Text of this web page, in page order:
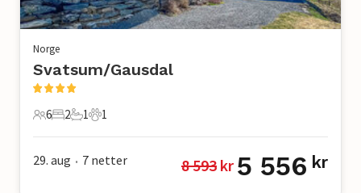
Norge
Svatsum/Gausdal
6 Gjester
6
2 Soverom
2
1 Bad
1
1 Kjæledyr
1
29. aug • 7 netter 8 593 kr 5 556 kr